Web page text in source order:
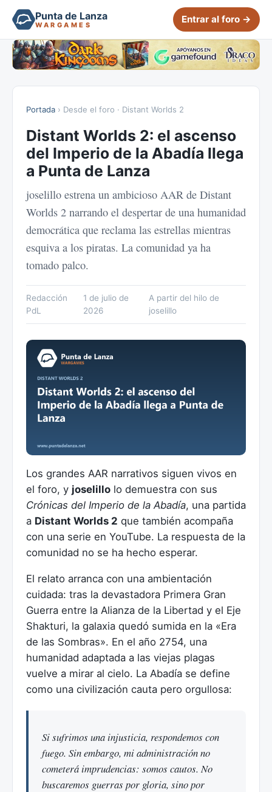
Punta de Lanza
WARGAMES Entrar al foro →
Portada › Desde el foro · Distant Worlds 2
Distant Worlds 2: el ascenso
del Imperio de la Abadía llega
a Punta de Lanza
joselillo estrena un ambicioso AAR de Distant
Worlds 2 narrando el despertar de una humanidad
democrática que reclama las estrellas mientras
esquiva a los piratas. La comunidad ya ha
tomado palco.
Redacción
PdL
1 de julio de
2026
A partir del hilo de
joselillo
Los grandes AAR narrativos siguen vivos en
el foro, y joselillo lo demuestra con sus
Crónicas del Imperio de la Abadía, una partida
a Distant Worlds 2 que también acompaña
con una serie en YouTube. La respuesta de la
comunidad no se ha hecho esperar.
El relato arranca con una ambientación
cuidada: tras la devastadora Primera Gran
Guerra entre la Alianza de la Libertad y el Eje
Shakturi, la galaxia quedó sumida en la «Era
de las Sombras». En el año 2754, una
humanidad adaptada a las viejas plagas
vuelve a mirar al cielo. La Abadía se define
como una civilización cauta pero orgullosa:
Si sufrimos una injusticia, respondemos con
fuego. Sin embargo, mi administración no
cometerá imprudencias: somos cautos. No
buscaremos guerras por gloria, sino por